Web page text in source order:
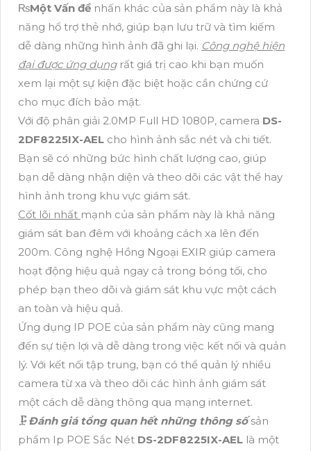
₨Một Vấn đề nhấn khác của sản phẩm này là khả
năng hổ trợ thẻ nhớ, giúp bạn lưu trữ và tìm kiếm
dễ dàng những hình ảnh đã ghi lại. Công nghệ hiện
đại được ứng dụngrất giá trị cao khi bạn muốn
xem lại một sự kiện đặc biệt hoặc cần chứng cứ
cho mục đích bảo mật.
Với độ phân giải 2.0MP Full HD 1080P, camera DS-
2DF8225IX-AEL cho hình ảnh sắc nét và chi tiết.
Bạn sẽ có những bức hình chất lượng cao, giúp
bạn dễ dàng nhận diện và theo dõi các vật thể hay
hình ảnh trong khu vực giám sát.
Cốt lõi nhất mạnh của sản phẩm này là khả năng
giám sát ban đêm với khoảng cách xa lên đến
200m. Công nghệ Hồng Ngoại EXIR giúp camera
hoạt động hiệu quả ngay cả trong bóng tối, cho
phép bạn theo dõi và giám sát khu vực một cách
an toàn và hiệu quả.
Ứng dụng IP POE của sản phẩm này cũng mang
đến sự tiện lợi và dễ dàng trong việc kết nối và quản
lý. Với kết nối tập trung, bạn có thể quản lý nhiều
camera từ xa và theo dõi các hình ảnh giám sát
một cách dễ dàng thông qua mạng internet.
🗜️Đánh giá tổng quan hết những thông sốsản
phẩm Ip POE Sắc Nét DS-2DF8225IX-AEL là một